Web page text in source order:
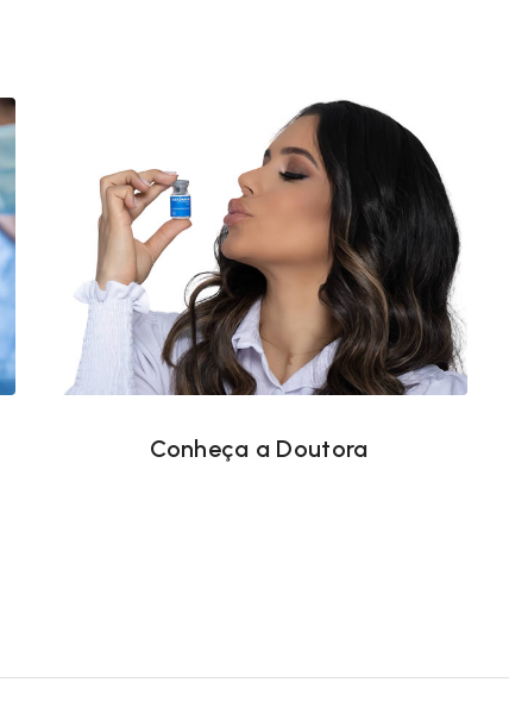
Conheça a Doutora
Conheça a Doutora